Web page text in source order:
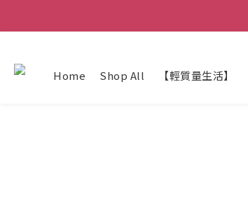
Home Shop All 【輕質量生活】